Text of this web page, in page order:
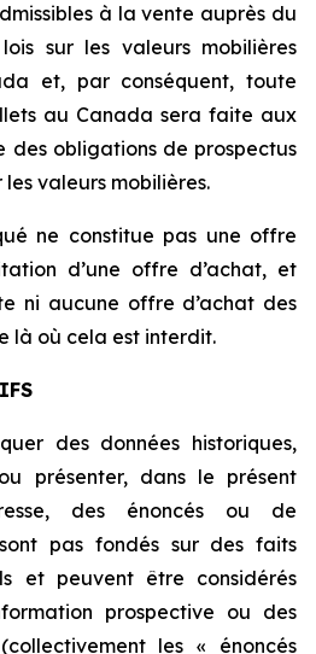
à la vente auprès du
sur les valeurs mobilières
et, par conséquent, toute
au Canada sera faite aux
des obligations de prospectus
valeurs mobilières.
ne constitue pas une offre
d’une offre d’achat, et
ni aucune offre d’achat des
là où cela est interdit.
des données historiques,
présenter, dans le présent
des énoncés ou de
pas fondés sur des faits
et peuvent être considérés
prospective ou des
les « énoncés